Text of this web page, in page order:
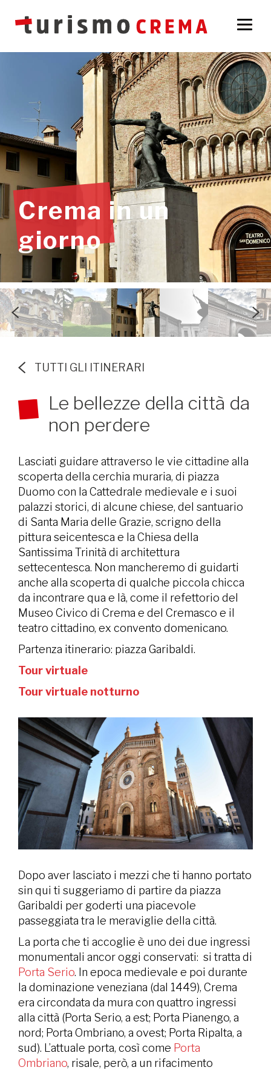
Crema in un
giorno
TUTTI GLI ITINERARI
Le bellezze della città da
non perdere
Lasciati guidare attraverso le vie cittadine alla
scoperta della cerchia muraria, di piazza
Duomo con la Cattedrale medievale e i suoi
palazzi storici, di alcune chiese, del santuario
di Santa Maria delle Grazie, scrigno della
pittura seicentesca e la Chiesa della
Santissima Trinità di architettura
settecentesca. Non mancheremo di guidarti
anche alla scoperta di qualche piccola chicca
da incontrare qua e là, come il refettorio del
Museo Civico di Crema e del Cremasco e il
teatro cittadino, ex convento domenicano.
Partenza itinerario: piazza Garibaldi.
Tour virtuale
Tour virtuale notturno
Dopo aver lasciato i mezzi che ti hanno portato
sin qui ti suggeriamo di partire da piazza
Garibaldi per goderti una piacevole
passeggiata tra le meraviglie della città.
La porta che ti accoglie è uno dei due ingressi
monumentali ancor oggi conservati: si tratta di
Porta Serio. In epoca medievale e poi durante
la dominazione veneziana (dal 1449), Crema
era circondata da mura con quattro ingressi
alla città (Porta Serio, a est; Porta Pianengo, a
nord; Porta Ombriano, a ovest; Porta Ripalta, a
sud). L’attuale porta, così come Porta
Ombriano, risale, però, a un rifacimento